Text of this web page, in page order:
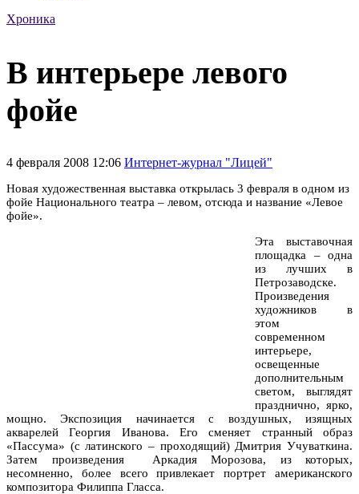
Хроника
В интерьере левого
фойе
4 февраля 2008 12:06 Интернет-журнал "Лицей"
Новая художественная выставка открылась 3 февраля в одном из
фойе Национального театра – левом, отсюда и название «Левое
фойе».
Эта выставочная
площадка – одна
из лучших в
Петрозаводске.
Произведения
художников в
этом
современном
интерьере,
освещенные
дополнительным
светом, выглядят
празднично, ярко,
мощно. Экспозиция начинается с воздушных, изящных
акварелей Георгия Иванова. Его сменяет странный образ
«Пассума» (с латинского – проходящий) Дмитрия Учуваткина.
Затем произведения Аркадия Морозова, из которых,
несомненно, более всего привлекает портрет американского
композитора Филиппа Гласса.